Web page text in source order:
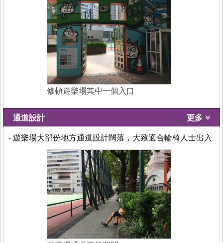
修頓遊樂場其中一個入口
通道設計 更多
- 遊樂場大部份地方通道設計闊落，大致適合輪椅人士出入